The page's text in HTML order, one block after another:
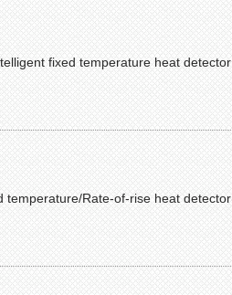
fixed temperature heat detector
temperature/Rate-of-rise heat detector